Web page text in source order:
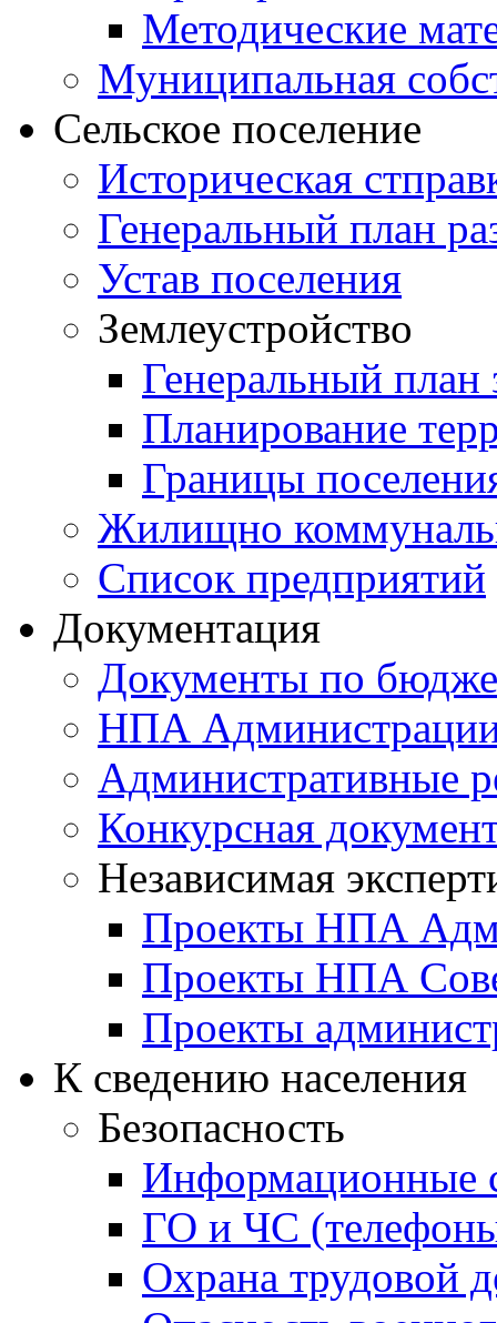
Методические
Муниципальная
Сельское поселение
Историческая
Генеральный план
Устав поселения
Землеустройство
Генеральный план
Планирование
Границы
Жилищно
Список предприятий
Документация
Документы по
НПА
Административные
Конкурсная
Независимая
Проекты НПА
Проекты НПА
Проекты
К сведению населения
Безопасность
Информационные
ГО и ЧС
Охрана трудовой